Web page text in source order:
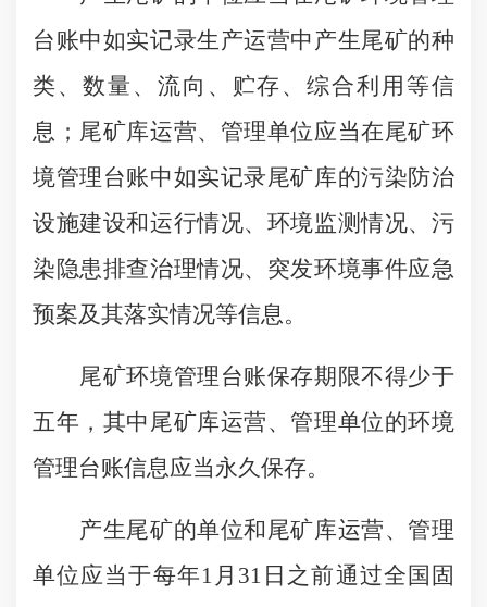
台账中如实记录生产运营中产生尾矿的种
类、数量、流向、贮存、综合利用等信
息；尾矿库运营、管理单位应当在尾矿环
境管理台账中如实记录尾矿库的污染防治
设施建设和运行情况、环境监测情况、污
染隐患排查治理情况、突发环境事件应急
预案及其落实情况等信息。
尾矿环境管理台账保存期限不得少于
五年，其中尾矿库运营、管理单位的环境
管理台账信息应当永久保存。
产生尾矿的单位和尾矿库运营、管理
单位应当于每年1月31日之前通过全国固